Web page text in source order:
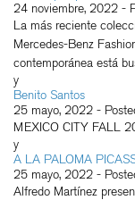
24 noviembre, 2022 -
La más reciente
Mercedes-Benz
contemporánea está
y
Benito Santos
25 mayo, 2022 -
MEXICO CITY FALL
y
A LA PALOMA
25 mayo, 2022 -
Alfredo Martínez